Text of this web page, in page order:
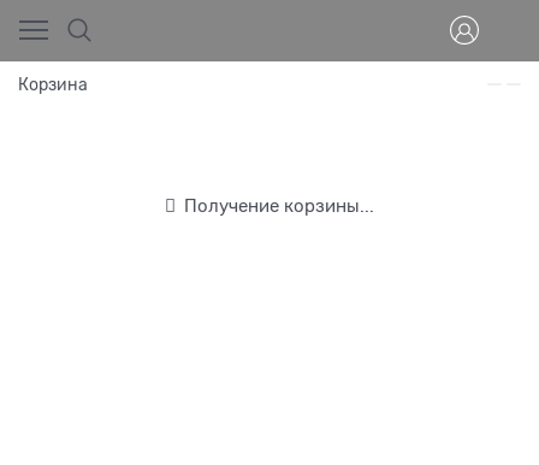
Корзина
Получение корзины...